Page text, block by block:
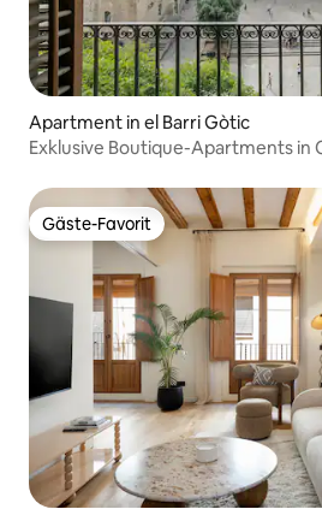
Apartment in el Barri Gòtic
Exklusive Boutique-Apartments in
Gäste-Favorit
Gäste-Favorit